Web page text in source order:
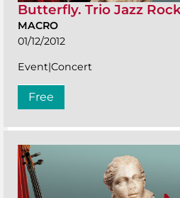
Butterfly. Trio Jazz
MACRO
01/12/2012
Event|Concert
Free